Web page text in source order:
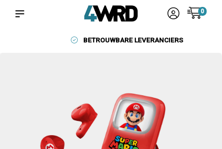
0
BETROUWBARE LEVERANCIERS